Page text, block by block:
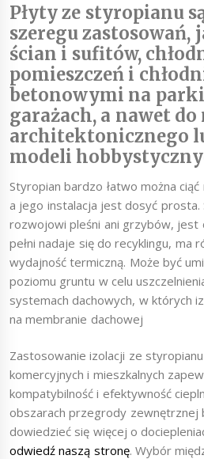
Płyty ze styropianu
szeregu zastosowań,
ścian i sufitów,
pomieszczeń i
betonowymi na
garażach, a nawet
architektonicznego
modeli
Styropian bardzo łatwo można
a jego instalacja jest dosyć prosta.
rozwojowi pleśni ani grzybów, jest
pełni nadaje się do recyklingu, ma
wydajność termiczną. Może być
poziomu gruntu w celu
systemach dachowych, w których
na membranie dachowej
Zastosowanie izolacji ze
komercyjnych i mieszkalnych
kompatybilność i efektywność
obszarach przegrody zewnętrznej
dowiedzieć się więcej o
odwiedź naszą stronę. Wybór